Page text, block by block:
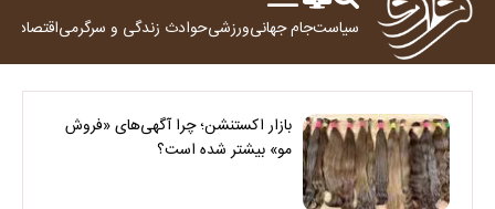
سیاستجام جهانیورزشیحوادث زندگی و سرگرمیاقتصاد
بازار اکستنشن؛ چرا آگهی‌های «فروش
مو» بیشتر شده است؟